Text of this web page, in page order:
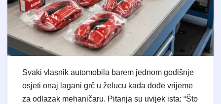
Svaki vlasnik automobila barem jednom godišnje
osjeti onaj lagani grč u želucu kada dođe vrijeme
za odlazak mehaničaru. Pitanja su uvijek ista: “Što